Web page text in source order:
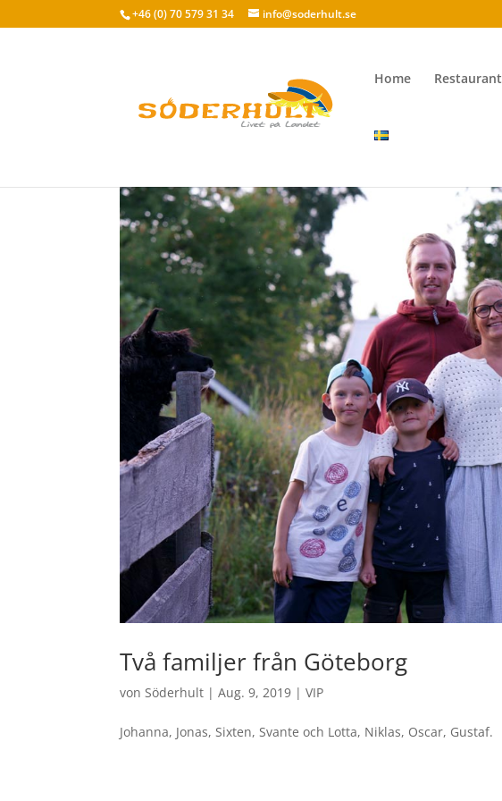
+46 (0) 70 579 31 34 info@soderhult.se
Home Restaurant
Två familjer från Göteborg
von Söderhult |Aug. 9, 2019 |VIP
Johanna, Jonas, Sixten, Svante och Lotta, Niklas, Oscar, Gustaf.